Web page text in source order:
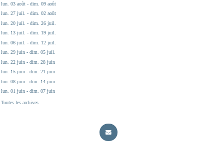
lun. 03 août - dim. 09 août
lun. 27 juil. - dim. 02 août
lun. 20 juil. - dim. 26 juil.
lun. 13 juil. - dim. 19 juil.
lun. 06 juil. - dim. 12 juil.
lun. 29 juin - dim. 05 juil.
lun. 22 juin - dim. 28 juin
lun. 15 juin - dim. 21 juin
lun. 08 juin - dim. 14 juin
lun. 01 juin - dim. 07 juin
Toutes les archives